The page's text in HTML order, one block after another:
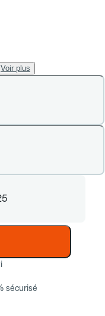
Voir plus
sécurisé